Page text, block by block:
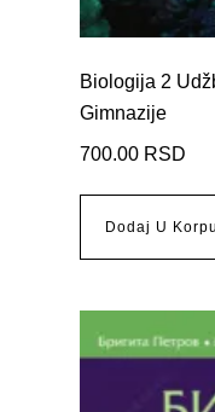
Biologija 2
Gimnazije
700.00 RSD
Dodaj U Korpu